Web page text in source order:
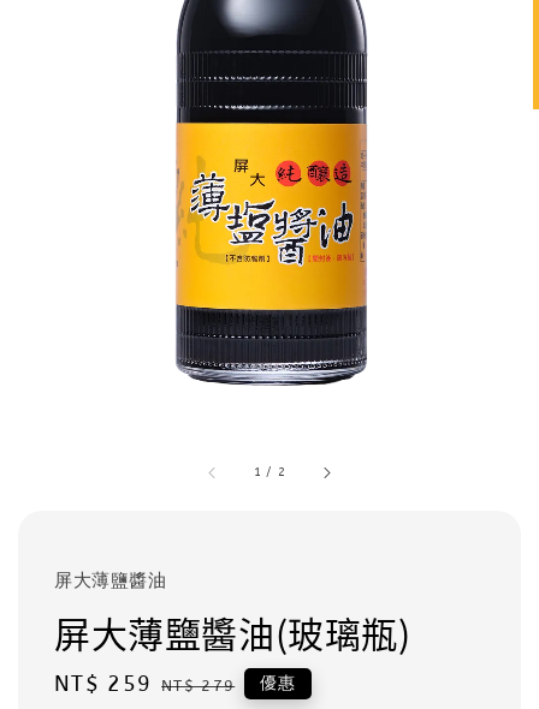
1 / 2
屏大薄鹽醬油
屏大薄鹽醬油(玻璃瓶)
Sale
NT$ 259 Regular
NT$ 279 優惠